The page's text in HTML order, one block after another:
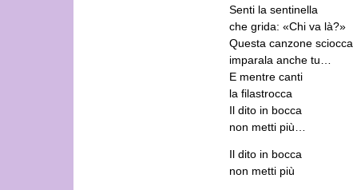
Senti la sentinella
che grida: «Chi va là?»
Questa canzone sciocca
imparala anche tu…
E mentre canti
la filastrocca
Il dito in bocca
non metti più…
Il dito in bocca
non metti più